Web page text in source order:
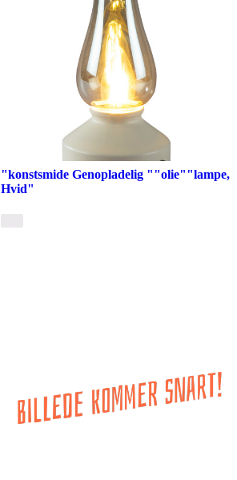
"konstsmide Genopladelig ""olie""lampe,
Hvid"